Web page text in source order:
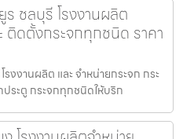
ชลบุรี โรงงานผลิต
ติดตั้งกระจกทุกชนิด ราคา
งงานผลิต และ จำหน่ายกระจก กระ
ระตู กระจกทุกชนิดให้บริก